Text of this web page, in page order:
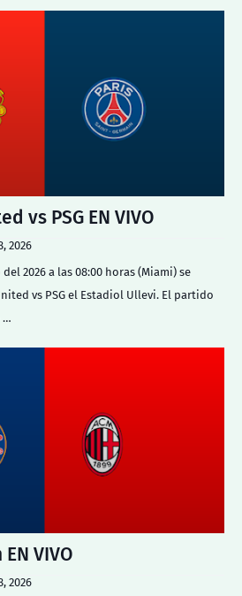
vs PSG EN VIVO
2026
2026 a las 08:00 horas (Miami) se
vs PSG el Estadiol Ullevi. El partido
…
VIVO
2026